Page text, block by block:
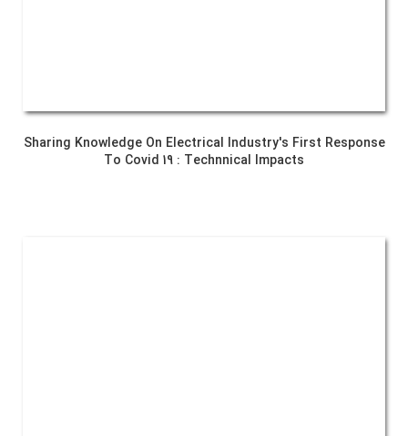
Sharing Knowledge On Electrical Industry's First Response
To Covid 19 : Technnical Impacts